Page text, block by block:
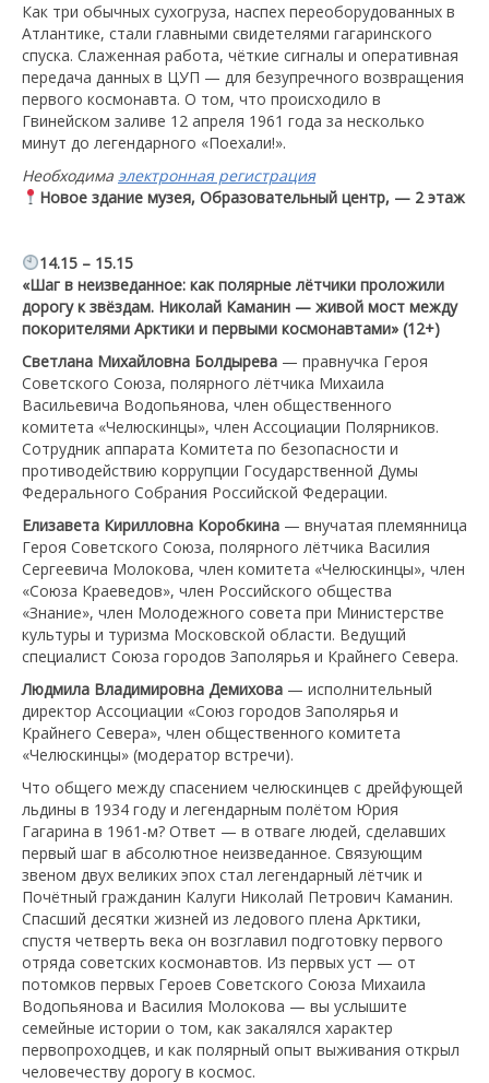
Как три обычных сухогруза, наспех переоборудованных в
Атлантике, стали главными свидетелями гагаринского
спуска. Слаженная работа, чёткие сигналы и оперативная
передача данных в ЦУП — для безупречного возвращения
первого космонавта. О том, что происходило в
Гвинейском заливе 12 апреля 1961 года за несколько
минут до легендарного «Поехали!».
Необходима электронная регистрация
Новое здание музея, Образовательный центр, — 2 этаж
14.15 – 15.15
«Шаг в неизведанное: как полярные лётчики проложили
дорогу к звёздам. Николай Каманин — живой мост между
покорителями Арктики и первыми космонавтами» (12+)
Светлана Михайловна Болдырева — правнучка Героя
Советского Союза, полярного лётчика Михаила
Васильевича Водопьянова, член общественного
комитета «Челюскинцы», член Ассоциации Полярников.
Сотрудник аппарата Комитета по безопасности и
противодействию коррупции Государственной Думы
Федерального Собрания Российской Федерации.
Елизавета Кирилловна Коробкина — внучатая племянница
Героя Советского Союза, полярного лётчика Василия
Сергеевича Молокова, член комитета «Челюскинцы», член
«Союза Краеведов», член Российского общества
«Знание», член Молодежного совета при Министерстве
культуры и туризма Московской области. Ведущий
специалист Союза городов Заполярья и Крайнего Севера.
Людмила Владимировна Демихова — исполнительный
директор Ассоциации «Союз городов Заполярья и
Крайнего Севера», член общественного комитета
«Челюскинцы» (модератор встречи).
Что общего между спасением челюскинцев с дрейфующей
льдины в 1934 году и легендарным полётом Юрия
Гагарина в 1961-м? Ответ — в отваге людей, сделавших
первый шаг в абсолютное неизведанное. Связующим
звеном двух великих эпох стал легендарный лётчик и
Почётный гражданин Калуги Николай Петрович Каманин.
Спасший десятки жизней из ледового плена Арктики,
спустя четверть века он возглавил подготовку первого
отряда советских космонавтов. Из первых уст — от
потомков первых Героев Советского Союза Михаила
Водопьянова и Василия Молокова — вы услышите
семейные истории о том, как закалялся характер
первопроходцев, и как полярный опыт выживания открыл
человечеству дорогу в космос.